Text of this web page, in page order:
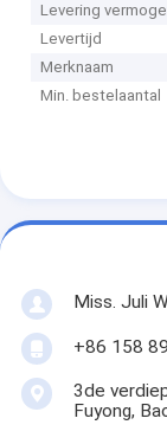
Levering
Levertijd
Merknaam
Min. bestelaantal
Miss. Juli
+86 158
3de
Fuyong,